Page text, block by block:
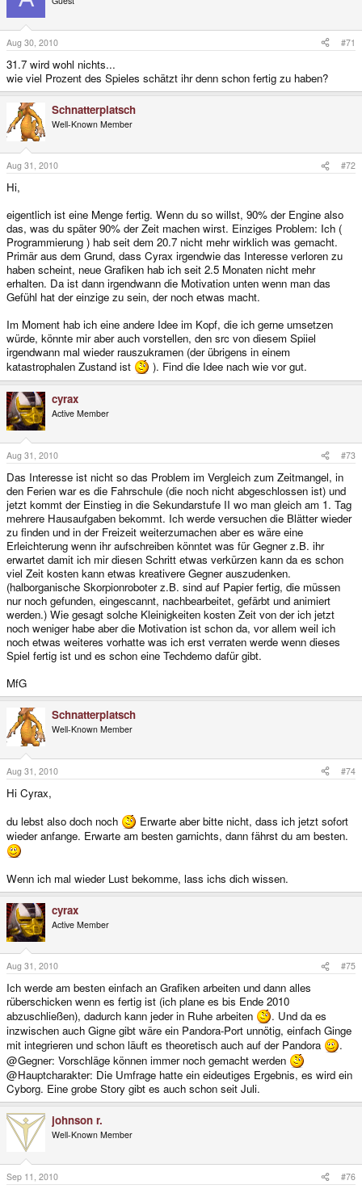
Aug 30, 2010 #71
31.7 wird wohl nichts...
wie viel Prozent des Spieles schätzt ihr denn schon fertig zu haben?
Schnatterplatsch
Well-Known Member
Aug 31, 2010 #72
Hi,
eigentlich ist eine Menge fertig. Wenn du so willst, 90% der Engine also
das, was du später 90% der Zeit machen wirst. Einziges Problem: Ich (
Programmierung ) hab seit dem 20.7 nicht mehr wirklich was gemacht.
Primär aus dem Grund, dass Cyrax irgendwie das Interesse verloren zu
haben scheint, neue Grafiken hab ich seit 2.5 Monaten nicht mehr
erhalten. Da ist dann irgendwann die Motivation unten wenn man das
Gefühl hat der einzige zu sein, der noch etwas macht.
Im Moment hab ich eine andere Idee im Kopf, die ich gerne umsetzen
würde, könnte mir aber auch vorstellen, den src von diesem Spiiel
irgendwann mal wieder rauszukramen (der übrigens in einem
katastrophalen Zustand ist
). Find die Idee nach wie vor gut.
cyrax
Active Member
Aug 31, 2010 #73
Das Interesse ist nicht so das Problem im Vergleich zum Zeitmangel, in
den Ferien war es die Fahrschule (die noch nicht abgeschlossen ist) und
jetzt kommt der Einstieg in die Sekundarstufe II wo man gleich am 1. Tag
mehrere Hausaufgaben bekommt. Ich werde versuchen die Blätter wieder
zu finden und in der Freizeit weiterzumachen aber es wäre eine
Erleichterung wenn ihr aufschreiben könntet was für Gegner z.B. ihr
erwartet damit ich mir diesen Schritt etwas verkürzen kann da es schon
viel Zeit kosten kann etwas kreativere Gegner auszudenken.
(halborganische Skorpionroboter z.B. sind auf Papier fertig, die müssen
nur noch gefunden, eingescannt, nachbearbeitet, gefärbt und animiert
werden.) Wie gesagt solche Kleinigkeiten kosten Zeit von der ich jetzt
noch weniger habe aber die Motivation ist schon da, vor allem weil ich
noch etwas weiteres vorhatte was ich erst verraten werde wenn dieses
Spiel fertig ist und es schon eine Techdemo dafür gibt.
MfG
Schnatterplatsch
Well-Known Member
Aug 31, 2010 #74
Hi Cyrax,
du lebst also doch noch
Erwarte aber bitte nicht, dass ich jetzt sofort
wieder anfange. Erwarte am besten garnichts, dann fährst du am besten.
Wenn ich mal wieder Lust bekomme, lass ichs dich wissen.
cyrax
Active Member
Aug 31, 2010 #75
Ich werde am besten einfach an Grafiken arbeiten und dann alles
rüberschicken wenn es fertig ist (ich plane es bis Ende 2010
abzuschließen), dadurch kann jeder in Ruhe arbeiten
. Und da es
inzwischen auch Gigne gibt wäre ein Pandora-Port unnötig, einfach Ginge
mit integrieren und schon läuft es theoretisch auch auf der Pandora
.
@Gegner: Vorschläge können immer noch gemacht werden
@Hauptcharakter: Die Umfrage hatte ein eideutiges Ergebnis, es wird ein
Cyborg. Eine grobe Story gibt es auch schon seit Juli.
johnson r.
Well-Known Member
Sep 11, 2010 #76